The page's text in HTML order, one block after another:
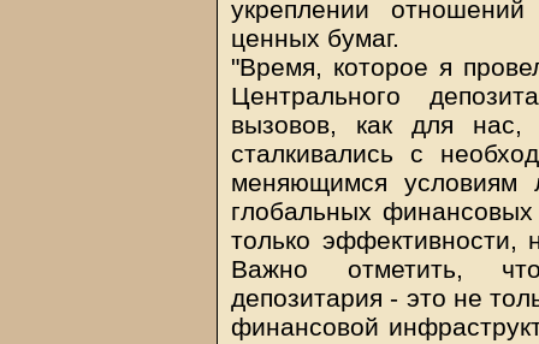
укреплении
ценных бумаг.
"Время, которое я
Центрального
вызовов, как для
сталкивались с
меняющимся условиям
глобальных
только
Важно отметить,
депозитария - это не
финансовой